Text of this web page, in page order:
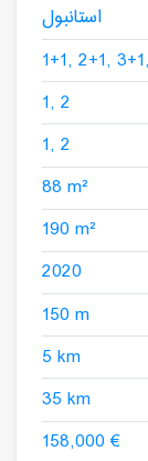
استانبول
1+1, 2+1,
1, 2
1, 2
88 m²
190 m²
2020
150 m
5 km
35 km
158,000 €